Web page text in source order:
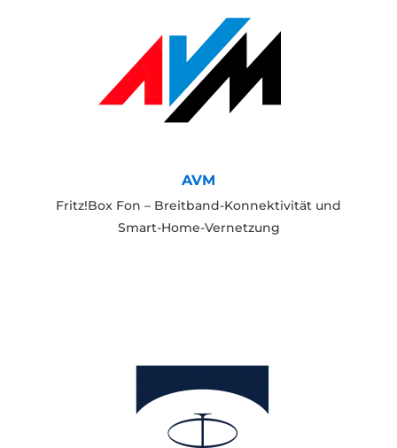
AVM
Fritz!Box Fon – Breitband-Konnektivität und
Smart-Home-Vernetzung